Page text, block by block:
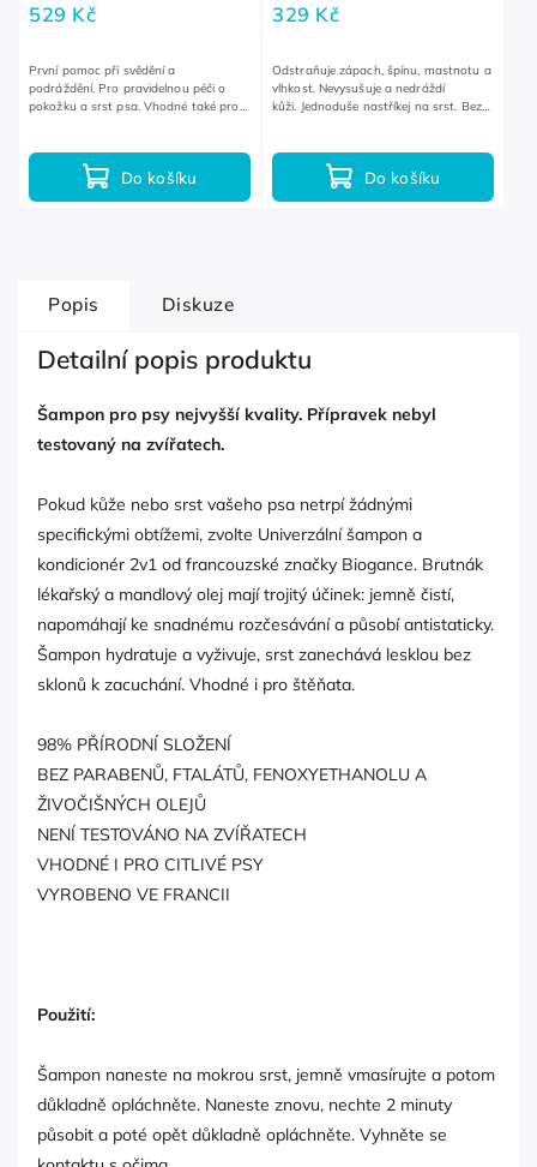
529 Kč
Do košíku
První pomoc při svědění a
podráždění. Pro pravidelnou péči o
pokožku a srst psa. Vhodné také pro
329 Kč
Do košíku
Odstraňuje zápach, špínu, mastnotu a
vlhkost. Nevysušuje a nedráždí
kůži. Jednoduše nastříkej na srst. Bez
Popis Diskuze
Detailní popis produktu
Šampon pro psy nejvyšší kvality. Přípravek nebyl
testovaný na zvířatech.
Pokud kůže nebo srst vašeho psa netrpí žádnými
specifickými obtížemi, zvolte Univerzální šampon a
kondicionér 2v1 od francouzské značky Biogance. Brutnák
lékařský a mandlový olej mají trojitý účinek: jemně čistí,
napomáhají ke snadnému rozčesávání a působí antistaticky.
Šampon hydratuje a vyživuje, srst zanechává lesklou bez
sklonů k zacuchání. Vhodné i pro štěňata.
98% PŘÍRODNÍ SLOŽENÍ
BEZ PARABENŮ, FTALÁTŮ, FENOXYETHANOLU A
ŽIVOČIŠNÝCH OLEJŮ
NENÍ TESTOVÁNO NA ZVÍŘATECH
VHODNÉ I PRO CITLIVÉ PSY
VYROBENO VE FRANCII
Použití:
Šampon naneste na mokrou srst, jemně vmasírujte a potom
důkladně opláchněte. Naneste znovu, nechte 2 minuty
působit a poté opět důkladně opláchněte. Vyhněte se